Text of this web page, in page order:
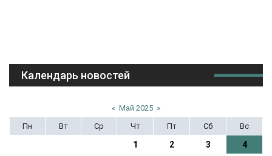
Календарь новостей
« Май 2025 »
Пн
Вт Ср Чт Пт Сб Вс
1 2 3
4